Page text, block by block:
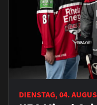
DIENSTAG, 04.